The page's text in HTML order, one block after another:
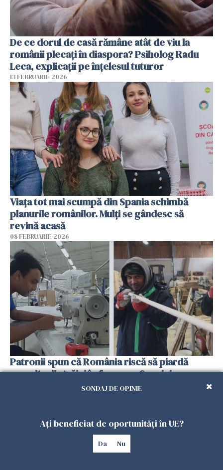
De ce dorul de casă rămâne atât de viu la
românii plecați în diaspora? Psiholog Radu
Leca, explicații pe înțelesul tuturor
13 FEBRUARIE 2026
Viața tot mai scumpă din Spania schimbă
planurile românilor. Mulți se gândesc să
revină acasă
08 FEBRUARIE 2026
Patronii spun că România riscă să piardă
muncitorii străini în favoarea Spaniei
SONDAJ DE OPINIE
Ați beneficiat de oportunități în UE?
Da Nu